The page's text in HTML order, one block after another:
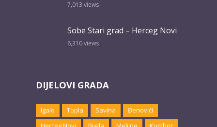
7,013 views
Sobe Stari grad – Herceg Novi
6,310views
DIJELOVI GRADA
Igalo Topla Savina
Đenovići